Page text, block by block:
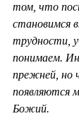
том, что
становимся
трудности,
понимаем.
прежней, но
появляются
Божий.